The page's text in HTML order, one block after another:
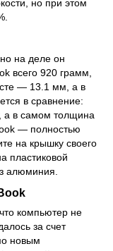
но при этом
на деле он
всего 920 грамм,
— 13.1 мм, а в
в сравнение:
а в самом толщина
— полностью
на крышку своего
пластиковой
алюминия.
компьютер не
за счет
новым